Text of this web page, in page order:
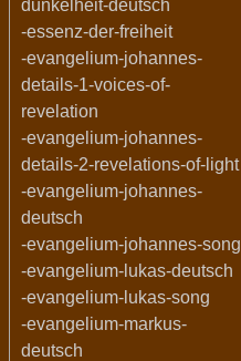
dunkelheit-deutsch
-essenz-der-freiheit
-evangelium-johannes-
details-1-voices-of-
revelation
-evangelium-johannes-
details-2-revelations-of-light
-evangelium-johannes-
deutsch
-evangelium-johannes-song
-evangelium-lukas-deutsch
-evangelium-lukas-song
-evangelium-markus-
deutsch